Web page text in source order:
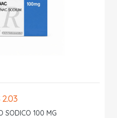
2.03
SODICO 100 MG